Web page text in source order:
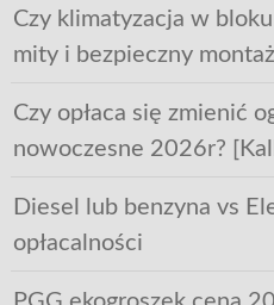
Czy klimatyzacja w
mity i bezpieczny montaż
Czy opłaca się zmienić
nowoczesne 2026r?
Diesel lub benzyna vs
opłacalności